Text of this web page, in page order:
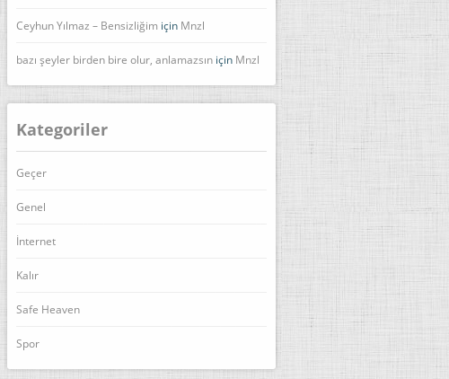
Ceyhun Yılmaz – Bensizliğim için Mnzl
bazı şeyler birden bire olur, anlamazsın için Mnzl
Kategoriler
Geçer
Genel
İnternet
Kalır
Safe Heaven
Spor